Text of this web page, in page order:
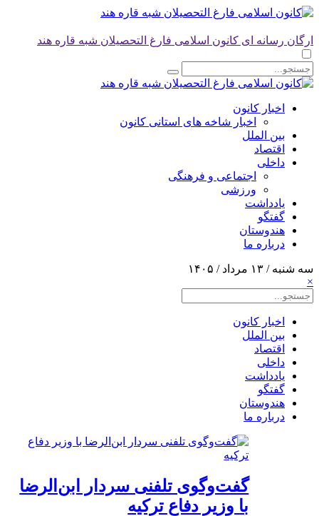
ارگان رسانه ای کانون اسلامی فارغ التحصیلان شبه قاره هند
اخبار کانون
اخبار شاخه های استانی کانون
بین الملل
اقتصاد
داخلی
اجتماعی و فرهنگی
ورزشی
یادداشت
گفتگو
هندوستان
درباره ما
سه شنبه / ۱۳ مرداد / ۱۴۰۵
×
اخبار کانون
بین الملل
اقتصاد
داخلی
یادداشت
گفتگو
هندوستان
درباره ما
گفت‌وگوی تلفنی سردار ابن‌الرضا
با وزیر دفاع ترکیه